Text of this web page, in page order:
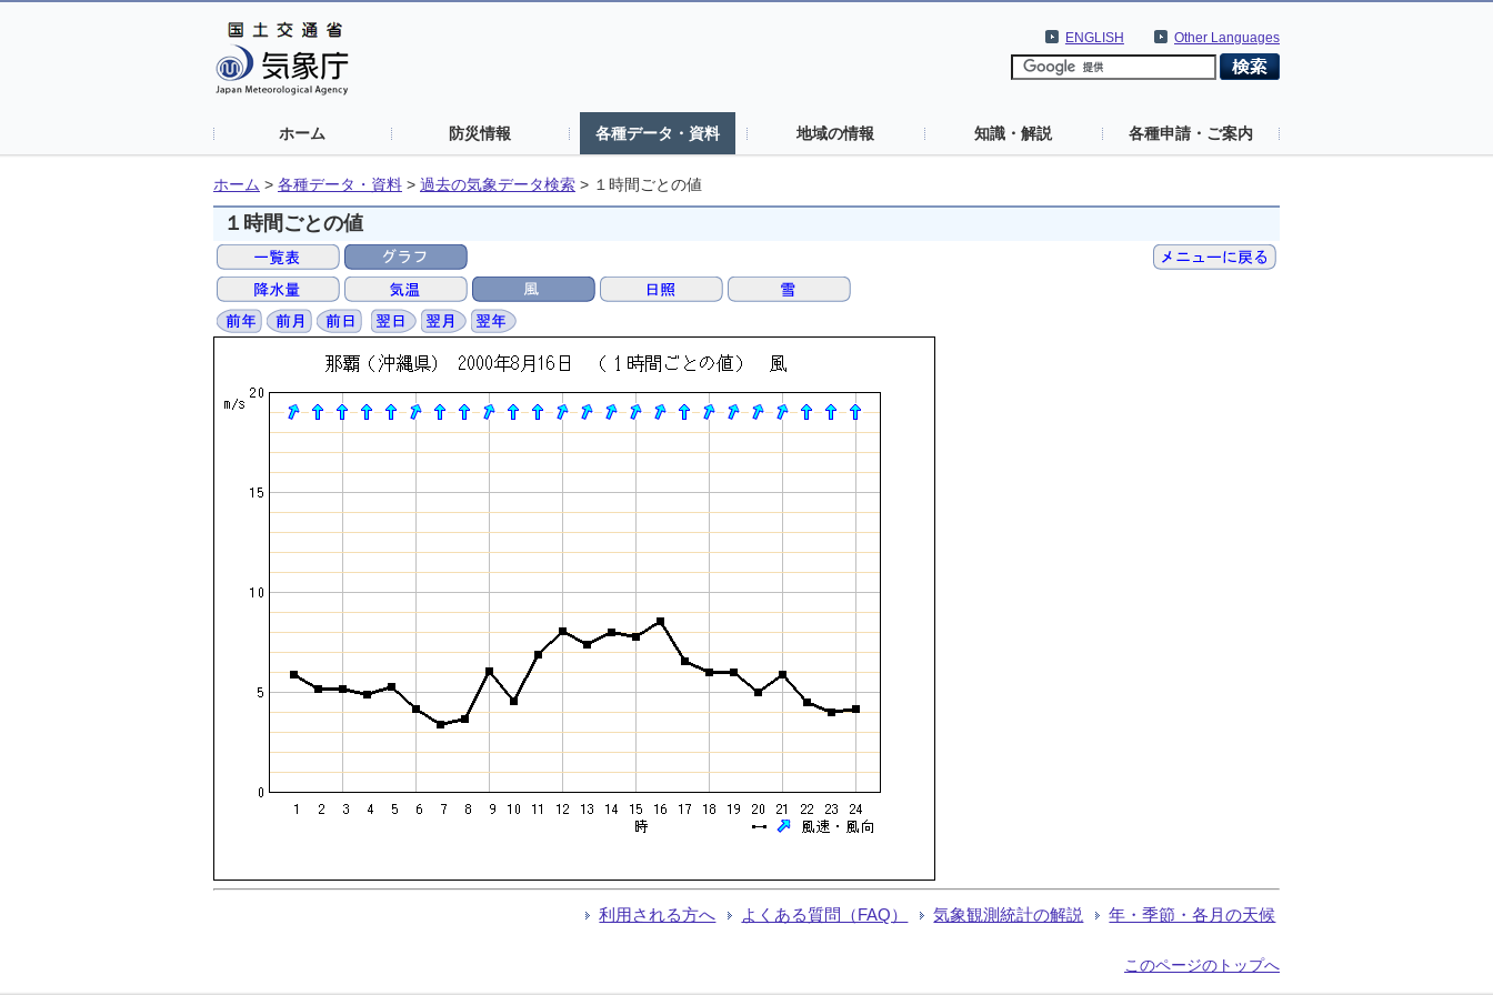
Other Languages
ENGLISH
ホーム 防災情報 各種データ・資料 地域の情報 知識・解説 各種申請・ご案内
ホーム > 各種データ・資料 > 過去の気象データ検索 > １時間ごとの値
１時間ごとの値
利用される方へ よくある質問（FAQ） 気象観測統計の解説 年・季節・各月の天候
このページのトップへ